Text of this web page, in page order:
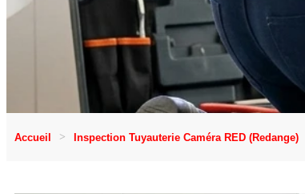
Accueil Inspection Tuyauterie Caméra RED (Redange)